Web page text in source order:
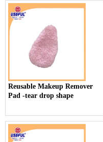
Reusable Makeup Remover
Pad -tear drop shape